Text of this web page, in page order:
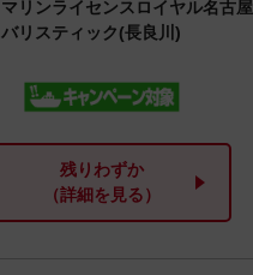
マリンライセンスロイヤル名古屋
バリスティック(長良川)
残りわずか
（詳細を見る）